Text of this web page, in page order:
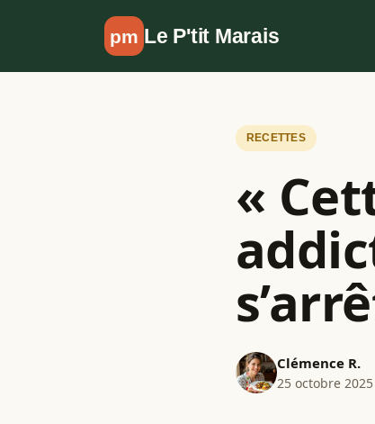
Aller au contenu
pm Le P'tit Marais
RECETTES
«
Clémence R.
25 octobre 2025